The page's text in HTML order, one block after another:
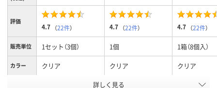
評価
4.7 （22件） 4.7 （22件） 4.7 （22件）
販売単位 1セット（3個） 1個 1箱（8個入）
カラー クリア クリア クリア
ワイド 小 引出２個 ワイド 小 引出２個 ワイド 小 引
詳しく見る